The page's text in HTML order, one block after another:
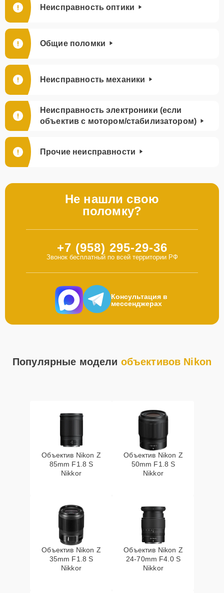
Неисправность оптики
Общие поломки
Неисправность механики
Неисправность электроники (если
объектив с мотором/стабилизатором)
Прочие неисправности
Не нашли свою
поломку?
+7 (958) 295-29-36
Звонок бесплатный по всей территории РФ
Консультация в
мессенджерах
Популярные модели объективов Nikon
Объектив Nikon Z
85mm F1.8 S
Nikkor
Объектив Nikon Z
50mm F1.8 S
Nikkor
Объектив Nikon Z
35mm F1.8 S
Nikkor
Объектив Nikon Z
24-70mm F4.0 S
Nikkor